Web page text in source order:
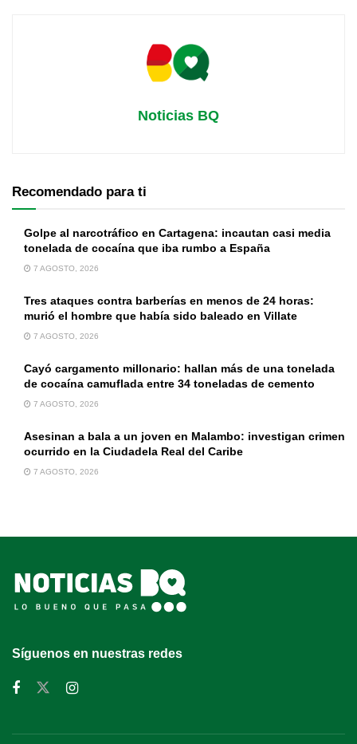
Noticias BQ
Recomendado para ti
Golpe al narcotráfico en Cartagena: incautan casi media
tonelada de cocaína que iba rumbo a España
7 AGOSTO, 2026
Tres ataques contra barberías en menos de 24 horas:
murió el hombre que había sido baleado en Villate
7 AGOSTO, 2026
Cayó cargamento millonario: hallan más de una tonelada
de cocaína camuflada entre 34 toneladas de cemento
7 AGOSTO, 2026
Asesinan a bala a un joven en Malambo: investigan crimen
ocurrido en la Ciudadela Real del Caribe
7 AGOSTO, 2026
Síguenos en nuestras redes